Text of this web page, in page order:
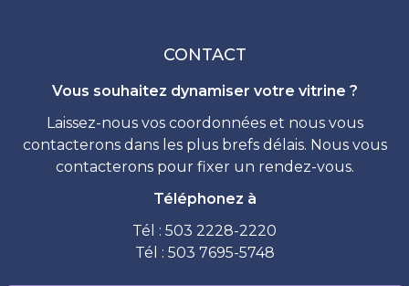
CONTACT
Vous souhaitez dynamiser votre vitrine ?
Laissez-nous vos coordonnées et nous vous
contacterons dans les plus brefs délais. Nous vous
contacterons pour fixer un rendez-vous.
Téléphonez à
Tél : 503 2228-2220
Tél : 503 7695-5748